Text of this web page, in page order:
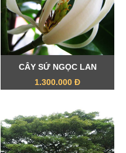
CÂY SỨ NGỌC LAN
1.300.000 Đ